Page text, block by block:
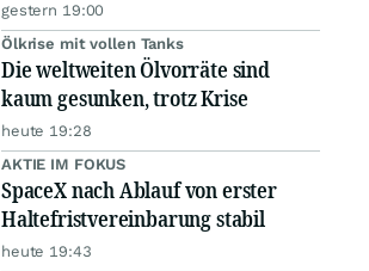
gestern 19:00
Ölkrise mit vollen Tanks
Die weltweiten Ölvorräte sind
kaum gesunken, trotz Krise
heute 19:28
AKTIE IM FOKUS
SpaceX nach Ablauf von erster
Haltefristvereinbarung stabil
heute 19:43